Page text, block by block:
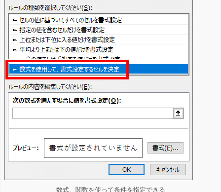
数式、関数を使って条件を指定できる